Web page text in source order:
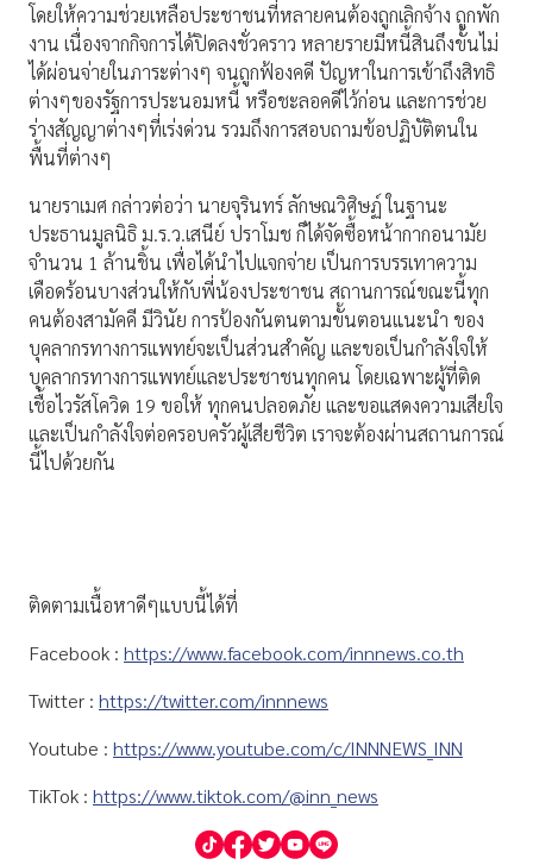
โดยให้ความช่วยเหลือประชาชนที่หลายคนต้องถูกเลิกจ้าง ถูกพัก
งาน เนื่องจากกิจการได้ปิดลงชั่วคราว หลายรายมีหนี้สินถึงขั้นไม่
ได้ผ่อนจ่ายในภาระต่างๆ จนถูกฟ้องคดี ปัญหาในการเข้าถึงสิทธิ
ต่างๆของรัฐการประนอมหนี้ หรือชะลอคดีไว้ก่อน และการช่วย
ร่างสัญญาต่างๆที่เร่งด่วน รวมถึงการสอบถามข้อปฏิบัติตนใน
พื้นที่ต่างๆ
นายราเมศ กล่าวต่อว่า นายจุรินทร์ ลักษณวิศิษฏ์ ในฐานะ
ประธานมูลนิธิ ม.ร.ว.เสนีย์ ปราโมช ก็ได้จัดซื้อหน้ากากอนามัย
จำนวน 1 ล้านชิ้น เพื่อได้นำไปแจกจ่าย เป็นการบรรเทาความ
เดือดร้อนบางส่วนให้กับพี่น้องประชาชน สถานการณ์ขณะนี้ทุก
คนต้องสามัคคี มีวินัย การป้องกันตนตามขั้นตอนแนะนำ ของ
บุคลากรทางการแพทย์จะเป็นส่วนสำคัญ และขอเป็นกำลังใจให้
บุคลากรทางการแพทย์และประชาชนทุกคน โดยเฉพาะผู้ที่ติด
เชื้อไวรัสโควิด 19 ขอให้ ทุกคนปลอดภัย และขอแสดงความเสียใจ
และเป็นกำลังใจต่อครอบครัวผู้เสียชีวิต เราจะต้องผ่านสถานการณ์
นี้ไปด้วยกัน
ติดตามเนื้อหาดีๆแบบนี้ได้ที่
Facebook : https://www.facebook.com/innnews.co.th
Twitter : https://twitter.com/innnews
Youtube : https://www.youtube.com/c/INNNEWS_INN
TikTok : https://www.tiktok.com/@inn_news